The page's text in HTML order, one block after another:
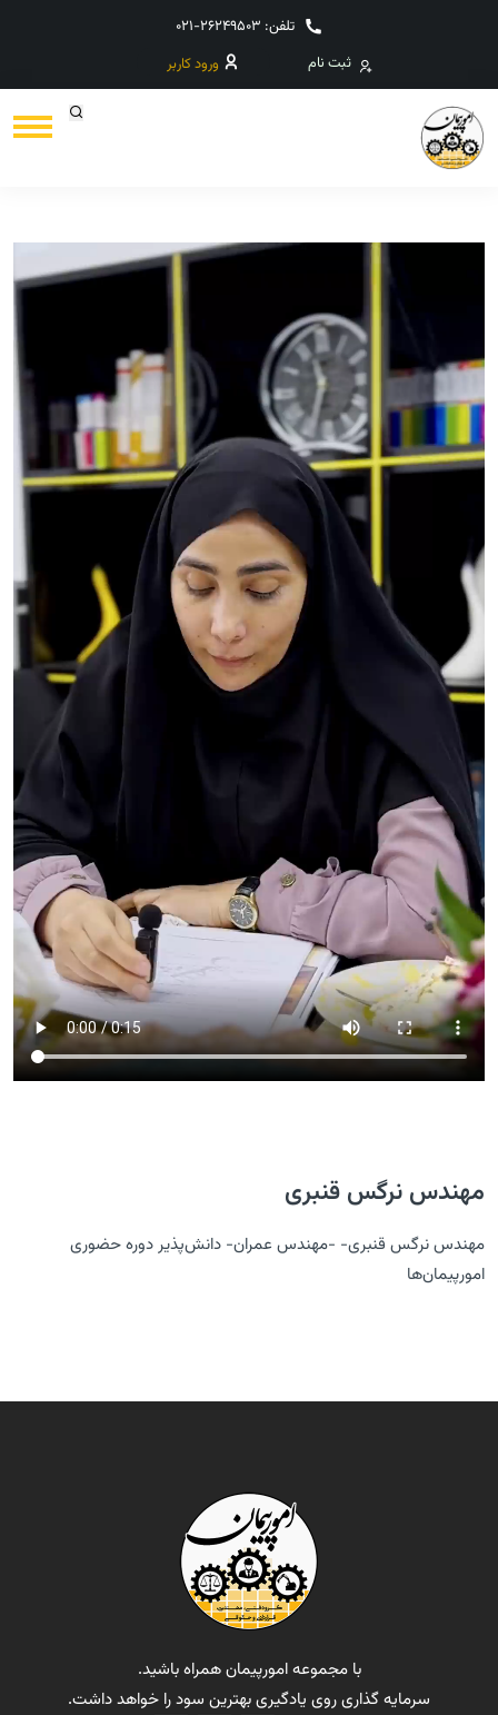
تلفن: 26249503-021
ثبت نام
ورود کاربر
مهندس نرگس قنبری
مهندس نرگس قنبری- -مهندس عمران- دانش‌پذیر دوره حضوری
امورپیمان‌ها
با مجموعه امورپیمان همراه باشید.
سرمایه گذاری روی یادگیری بهترین سود را خواهد داشت.